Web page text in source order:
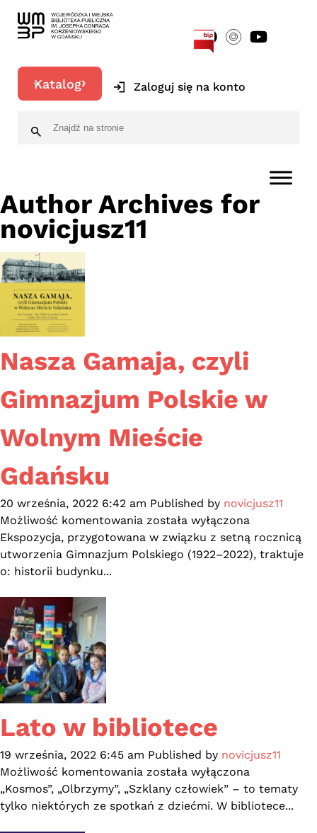
Katalog Zaloguj się na konto
Author Archives for
novicjusz11
Nasza Gamaja, czyli
Gimnazjum Polskie w
Wolnym Mieście
Gdańsku
20 września, 2022 6:42 am Published by novicjusz11
Możliwość komentowania Nasza
Gamaja,
czyli
została wyłączona
Ekspozycja, przygotowana w związku z setną rocznicą
utworzenia Gimnazjum Polskiego (1922–2022), traktuje
o: historii budynku...
Lato w bibliotece
19 września, 2022 6:45 am Published by novicjusz11
Możliwość komentowania Lato
w
bibliotece
została wyłączona
„Kosmos”, „Olbrzymy”, „Szklany człowiek” – to tematy
tylko niektórych ze spotkań z dziećmi. W bibliotece...